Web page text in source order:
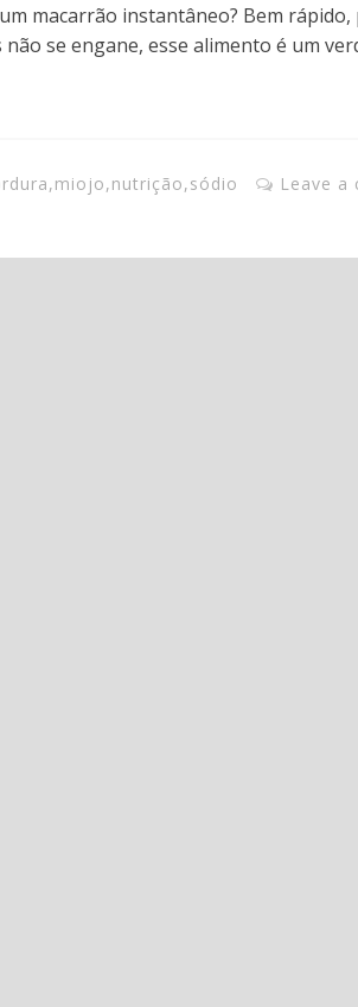
macarrão instantâneo? Bem rápido,
se engane, esse alimento é um
,miojo,nutrição,sódio Leave a